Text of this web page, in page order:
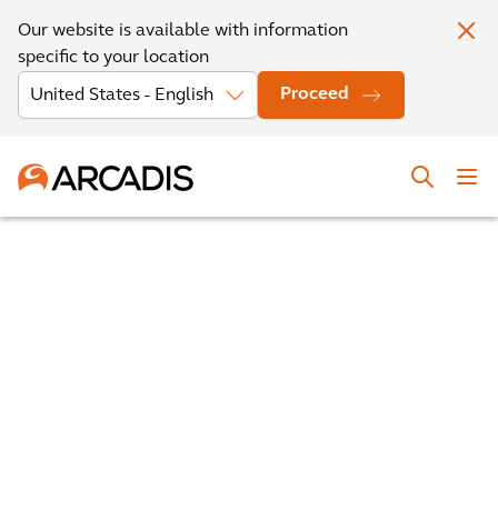
Our website is available with information
specific to your location
Proceed